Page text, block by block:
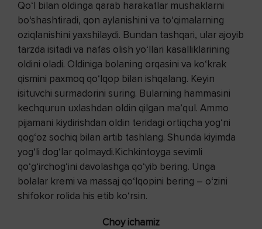
Qo‘l bilan oldinga qarab harakatlar mushaklarni
bo‘shashtiradi, qon aylanishini va to‘qimalarning
oziqlanishini yaxshilaydi. Bundan tashqari, ular ajoyib
tarzda isitadi va nafas olish yo‘llari kasalliklarining
oldini oladi. Oldiniga bolaning orqasini va ko‘krak
qismini paxmoq qo‘lqop bilan ishqalang. Keyin
isituvchi surmadorini suring. Bularning hammasini
kechqurun uxlashdan oldin qilgan ma’qul. Ammo
pijamani kiydirishdan oldin teridagi ortiqcha yog‘ni
qog‘oz sochiq bilan artib tashlang. Shunda kiyimda
yog‘li dog‘lar qolmaydi.Kichkintoyga sevimli
qo‘g‘irchog‘ini davolashga qo‘yib bering. Unga
bolalar kremi va massaj qo‘lqopini bering – o‘zini
shifokor rolida his etib ko‘rsin.
Choy ichamiz